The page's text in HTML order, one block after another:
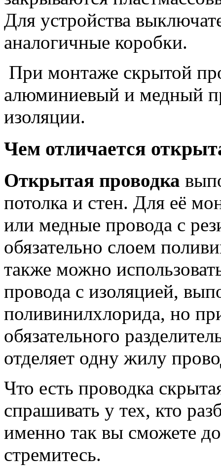
Для устройства
аналогичные коробки.
При монтаже скрытой
алюминиевый и медный
изоляции.
Чем отличается
Открытая проводка
потолка и стен. Для её
или медные провода с
обязательно слоем
также можно
провода с изоляцией,
поливинилхлорида, но
обязательного
отделяет одну жилу
Что есть проводка
спрашивать у тех, кто
именно так вы сможете
стремитесь.